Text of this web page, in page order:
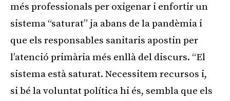
més professionals per oxigenar i enfortir un
sistema “saturat” ja abans de la pandèmia i
que els responsables sanitaris apostin per
l’atenció primària més enllà del discurs. “El
sistema està saturat. Necessitem recursos i,
si bé la voluntat política hi és, sembla que els